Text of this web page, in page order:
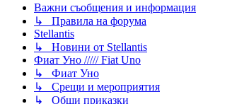
Важни съобщения и информация
↳ Правила на форума
Stellantis
↳ Новини от Stellantis
Фиат Уно ///// Fiat Uno
↳ Фиат Уно
↳ Срещи и мероприятия
↳ Общи приказки